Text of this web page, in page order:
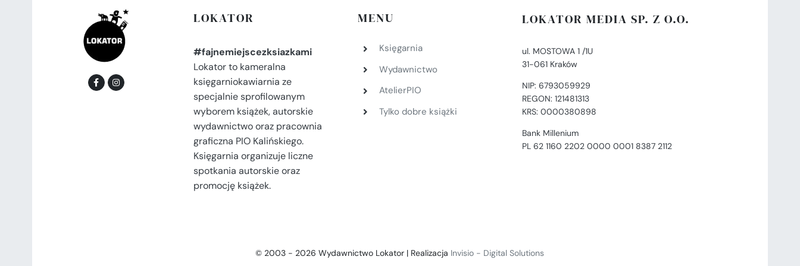
LOKATOR
#fajnemiejscezksiazkami
Lokator to kameralna
księgarniokawiarnia ze
specjalnie sprofilowanym
wyborem książek, autorskie
wydawnictwo oraz pracownia
graficzna PIO Kalińskiego.
Księgarnia organizuje liczne
spotkania autorskie oraz
promocję książek.
MENU
Księgarnia
Wydawnictwo
AtelierPIO
Tylko dobre książki
LOKATOR MEDIA SP. Z O.O.
ul. MOSTOWA 1 /1U
31-061 Kraków
NIP: 6793059929
REGON: 121481313
KRS: 0000380898
Bank Millenium
PL 62 1160 2202 0000 0001 8387 2112
© 2003 - 2026 Wydawnictwo Lokator | Realizacja Invisio - Digital Solutions